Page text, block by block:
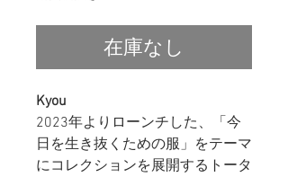
在庫なし
Kyou
2023年よりローンチした、「今
日を生き抜くための服」をテーマ
にコレクションを展開するトータ